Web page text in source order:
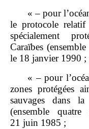
« – pour
le protocole
spécialement
Caraïbes
le 18 janvier 1990 ;
« – pour
zones protégées
sauvages dans
(ensemble
21 juin 1985 ;